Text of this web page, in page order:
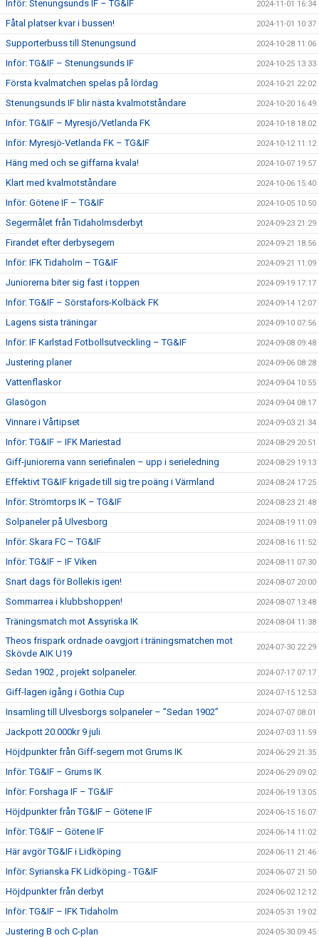
Inför: Stenungsunds IF – TG&IF 2024-11-01 16:34
Fåtal platser kvar i bussen! 2024-11-01 10:37
Supporterbuss till Stenungsund 2024-10-28 11:06
Inför: TG&IF – Stenungsunds IF 2024-10-25 13:33
Första kvalmatchen spelas på lördag 2024-10-21 22:02
Stenungsunds IF blir nästa kvalmotståndare 2024-10-20 16:49
Inför: TG&IF – Myresjö/Vetlanda FK 2024-10-18 18:02
Inför: Myresjö-Vetlanda FK – TG&IF 2024-10-12 11:12
Häng med och se giffarna kvala! 2024-10-07 19:57
Klart med kvalmotståndare 2024-10-06 15:40
Inför: Götene IF – TG&IF 2024-10-05 10:50
Segermålet från Tidaholmsderbyt 2024-09-23 21:29
Firandet efter derbysegern 2024-09-21 18:56
Inför: IFK Tidaholm – TG&IF 2024-09-21 11:09
Juniorerna biter sig fast i toppen 2024-09-19 17:17
Inför: TG&IF – Sörstafors-Kolbäck FK 2024-09-14 12:07
Lagens sista träningar 2024-09-10 07:56
Inför: IF Karlstad Fotbollsutveckling – TG&IF 2024-09-08 09:48
Justering planer 2024-09-06 08:28
Vattenflaskor 2024-09-04 10:55
Glasögon 2024-09-04 08:17
Vinnare i Vårtipset 2024-09-03 21:34
Inför: TG&IF – IFK Mariestad 2024-08-29 20:51
Giff-juniorerna vann seriefinalen – upp i serieledning 2024-08-29 19:13
Effektivt TG&IF krigade till sig tre poäng i Värmland 2024-08-24 17:25
Inför: Strömtorps IK – TG&IF 2024-08-23 21:48
Solpaneler på Ulvesborg 2024-08-19 11:09
Inför: Skara FC – TG&IF 2024-08-16 11:52
Inför: TG&IF – IF Viken 2024-08-11 07:30
Snart dags för Bollekis igen! 2024-08-07 20:00
Sommarrea i klubbshoppen! 2024-08-07 13:48
Träningsmatch mot Assyriska IK 2024-08-04 11:38
Theos frispark ordnade oavgjort i träningsmatchen mot
Skövde AIK U19
2024-07-30 22:29
Sedan 1902 , projekt solpaneler. 2024-07-17 07:17
Giff-lagen igång i Gothia Cup 2024-07-15 12:53
Insamling till Ulvesborgs solpaneler – ”Sedan 1902” 2024-07-07 08:01
Jackpott 20.000kr 9 juli 2024-07-03 11:59
Höjdpunkter från Giff-segern mot Grums IK 2024-06-29 21:35
Inför: TG&IF – Grums IK 2024-06-29 09:02
Inför: Forshaga IF – TG&IF 2024-06-19 13:05
Höjdpunkter från TG&IF – Götene IF 2024-06-15 16:07
Inför: TG&IF – Götene IF 2024-06-14 11:02
Här avgör TG&IF i Lidköping 2024-06-11 21:46
Inför: Syrianska FK Lidköping - TG&IF 2024-06-07 21:50
Höjdpunkter från derbyt 2024-06-02 12:12
Inför: TG&IF – IFK Tidaholm 2024-05-31 19:02
Justering B och C-plan 2024-05-30 09:45